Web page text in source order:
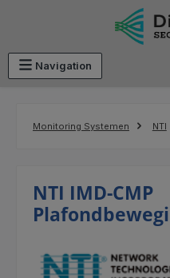
Navigation
Monitoring Systemen NTI
NTI IMD-CMP